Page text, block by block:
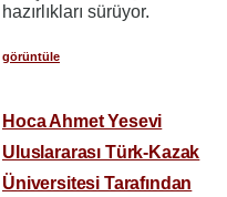
hazırlıkları sürüyor.
görüntüle
Hoca Ahmet Yesevi
Uluslararası Türk-Kazak
Üniversitesi Tarafından